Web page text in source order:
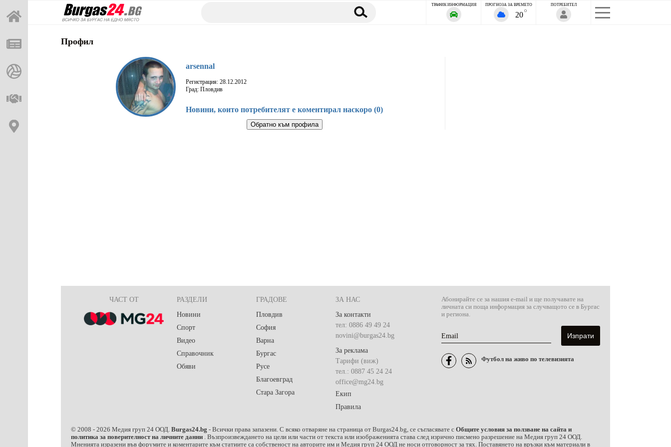
ПОТРЕБИТЕЛ
ПРОГНОЗА ЗА ВРЕМЕТО
20
ТРАФИК ИНФОРМАЦИЯ
Профил
arsennal
Регистрация: 28.12.2012
Град: Пловдив
Новини, които потребителят е коментирал наскоро (0)
Обратно към профила
ЧАСТ ОТ
РАЗДЕЛИ
Новини
Спорт
Видео
Справочник
Обяви
ГРАДОВЕ
Пловдив
София
Варна
Бургас
Русе
Благоевград
Стара Загора
ЗА НАС
За контакти
тел: 0886 49 49 24
novini@burgas24.bg
За реклама
Тарифи (виж)
тел.: 0887 45 24 24
office@mg24.bg
Екип
Правила
Абонирайте се за нашия e-mail и ще получавате на
личната си поща информация за случващото се в Бургас
и региона.
Email
Футбол на живо по телевизията
© 2008 - 2026 Медия груп 24 ООД. Burgas24.bg - Всички права запазени. С всяко отваряне на страница от Burgas24.bg, се съгласявате с Общите условия за ползване на сайта и
политика за поверителност на личните данни . Възпроизвеждането на цели или части от текста или изображенията става след изрично писмено разрешение на Медия груп 24 ООД.
Мненията изразени във форумите и коментарите към статиите са собственост на авторите им и Медия груп 24 ООД не носи отговорност за тях. Поставянето на връзки към материали в